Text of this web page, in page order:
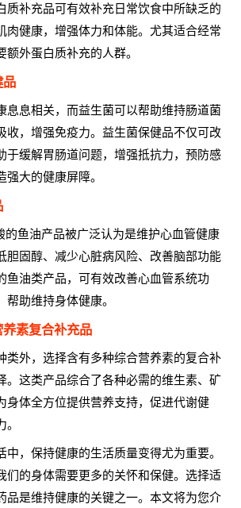
质补充品可有效补充日常饮食中所缺乏的
肉健康，增强体力和体能。尤其适合经常
外蛋白质补充的人群。
品
息息相关，而益生菌可以帮助维持肠道菌
收，增强免疫力。益生菌保健品不仅可改
于缓解胃肠道问题，增强抵抗力，预防感
大的健康屏障。
的鱼油产品被广泛认为是维护心血管健康
胆固醇、减少心脏病风险、改善脑部功能
鱼油类产品，可有效改善心血管系统功
助维持身体健康。
素复合补充品
类外，选择含有多种综合营养素的复合补
。这类产品综合了各种必需的维生素、矿
身体全方位提供营养支持，促进代谢健
中，保持健康的生活质量变得尤为重要。
们的身体需要更多的关怀和保健。选择适
品是维持健康的关键之一。本文将为您介